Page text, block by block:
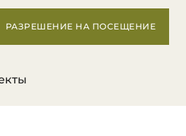
РАЗРЕШЕНИЕ НА ПОСЕЩЕНИЕ